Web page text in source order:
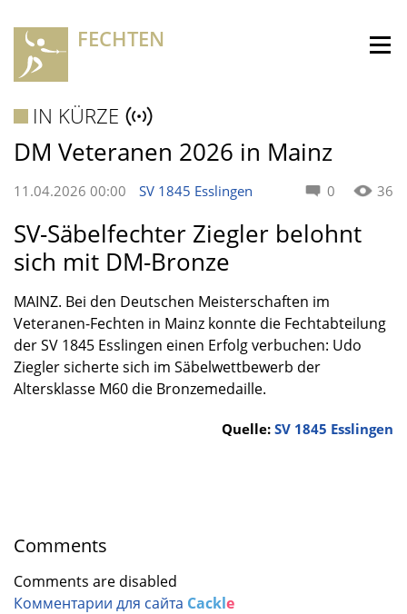
FECHTEN
IN KÜRZE
DM Veteranen 2026 in Mainz
0 36
11.04.2026 00:00 SV 1845 Esslingen
SV-Säbelfechter Ziegler belohnt
sich mit DM-Bronze
MAINZ. Bei den Deutschen Meisterschaften im
Veteranen-Fechten in Mainz konnte die Fechtabteilung
der SV 1845 Esslingen einen Erfolg verbuchen: Udo
Ziegler sicherte sich im Säbelwettbewerb der
Altersklasse M60 die Bronzemedaille.
Quelle: SV 1845 Esslingen
Comments
Comments are disabled
Комментарии для сайта Cackle